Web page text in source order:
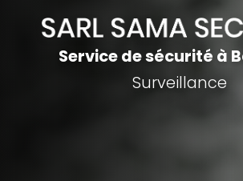
Service de sécurité à
Surveillance